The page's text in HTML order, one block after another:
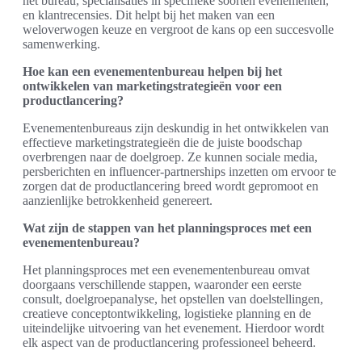
en klantrecensies. Dit helpt bij het maken van een
weloverwogen keuze en vergroot de kans op een succesvolle
samenwerking.
Hoe kan een evenementenbureau helpen bij het
ontwikkelen van marketingstrategieën voor een
productlancering?
Evenementenbureaus zijn deskundig in het ontwikkelen van
effectieve marketingstrategieën die de juiste boodschap
overbrengen naar de doelgroep. Ze kunnen sociale media,
persberichten en influencer-partnerships inzetten om ervoor te
zorgen dat de productlancering breed wordt gepromoot en
aanzienlijke betrokkenheid genereert.
Wat zijn de stappen van het planningsproces met een
evenementenbureau?
Het planningsproces met een evenementenbureau omvat
doorgaans verschillende stappen, waaronder een eerste
consult, doelgroepanalyse, het opstellen van doelstellingen,
creatieve conceptontwikkeling, logistieke planning en de
uiteindelijke uitvoering van het evenement. Hierdoor wordt
elk aspect van de productlancering professioneel beheerd.